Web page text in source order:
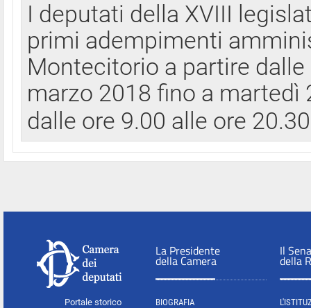
I deputati della XVIII
primi adempimenti
Montecitorio a partire
marzo 2018 fino a
dalle ore 9.00 alle ore
Portale storico
La Presidente
della Camera
BIOGRAFIA
Il
della